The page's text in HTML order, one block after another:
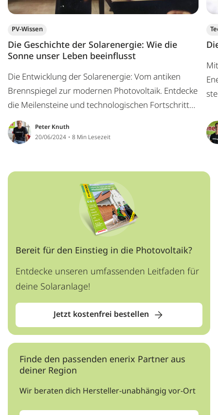
PV-Wissen
Die Geschichte der Solarenergie: Wie die
Sonne unser Leben beeinflusst
Die Entwicklung der Solarenergie: Vom antiken
Brennspiegel zur modernen Photovoltaik. Entdecke
die Meilensteine und technologischen Fortschritte,
die unsere heutige Energieversorgung prägen.
Peter Knuth
20/06/2024・8 Min Lesezeit
Bereit für den Einstieg in die Photovoltaik?
Entdecke unseren umfassenden Leitfaden für
deine Solaranlage!
Jetzt kostenfrei bestellen
Finde den passenden enerix Partner aus
deiner Region
Wir beraten dich Hersteller-unabhängig vor-Ort